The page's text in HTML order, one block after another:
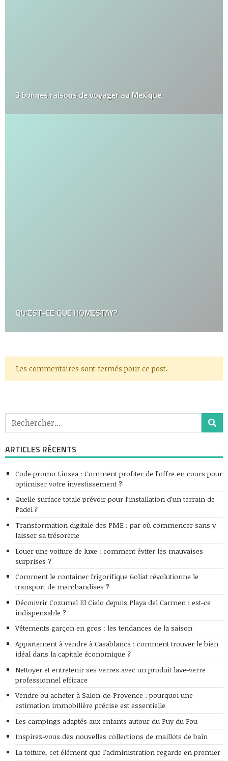
3 bonnes raisons de voyager au Mexique
QU’EST-CE QUE HOMESTAY?
Les commentaires sont fermés pour ce post.
ARTICLES RÉCENTS
Code promo Linxea : Comment profiter de l’offre en cours pour
optimiser votre investissement ?
Quelle surface totale prévoir pour l’installation d’un terrain de
Padel ?
Transformation digitale des PME : par où commencer sans y
laisser sa trésorerie
Louer une voiture de luxe : comment éviter les mauvaises
surprises ?
Comment le container frigorifique Goliat révolutionne le
transport de marchandises ?
Découvrir Cozumel El Cielo depuis Playa del Carmen : est-ce
indispensable ?
Vêtements garçon en gros : les tendances de la saison
Appartement à vendre à Casablanca : comment trouver le bien
idéal dans la capitale économique ?
Nettoyer et entretenir ses verres avec un produit lave-verre
professionnel efficace
Vendre ou acheter à Salon-de-Provence : pourquoi une
estimation immobilière précise est essentielle
Les campings adaptés aux enfants autour du Puy du Fou
Inspirez-vous des nouvelles collections de maillots de bain
La toiture, cet élément que l’administration regarde en premier